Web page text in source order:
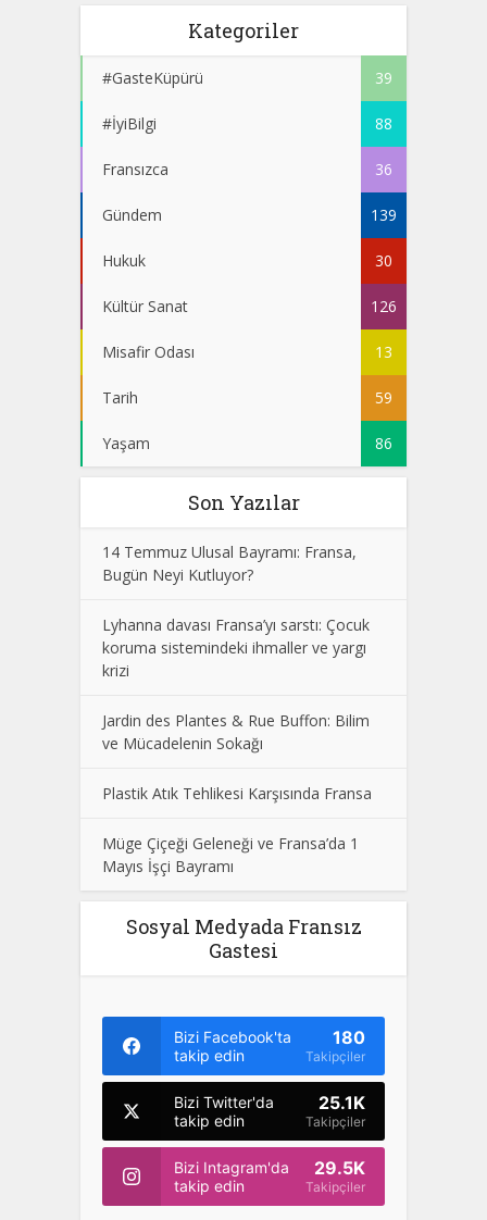
Kategoriler
#GasteKüpürü 39
#İyiBilgi 88
Fransızca 36
Gündem 139
Hukuk 30
Kültür Sanat 126
Misafir Odası 13
Tarih 59
Yaşam 86
Son Yazılar
14 Temmuz Ulusal Bayramı: Fransa,
Bugün Neyi Kutluyor?
Lyhanna davası Fransa’yı sarstı: Çocuk
koruma sistemindeki ihmaller ve yargı
krizi
Jardin des Plantes & Rue Buffon: Bilim
ve Mücadelenin Sokağı
Plastik Atık Tehlikesi Karşısında Fransa
Müge Çiçeği Geleneği ve Fransa’da 1
Mayıs İşçi Bayramı
Sosyal Medyada Fransız
Gastesi
Bizi Facebook'ta
takip edin
180
Takipçiler
Bizi Twitter'da
takip edin
25.1K
Takipçiler
Bizi Intagram'da
takip edin
29.5K
Takipçiler